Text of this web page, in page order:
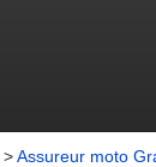
>Assureur moto